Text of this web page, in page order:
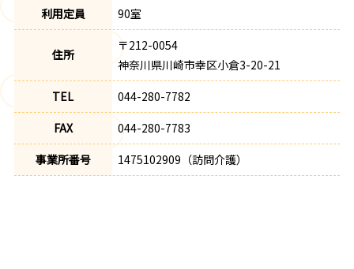
利用定員
90室
住所
〒212-0054
神奈川県川崎市幸区小倉3-20-21
TEL
044-280-7782
FAX
044-280-7783
事業所番号
1475102909（訪問介護）